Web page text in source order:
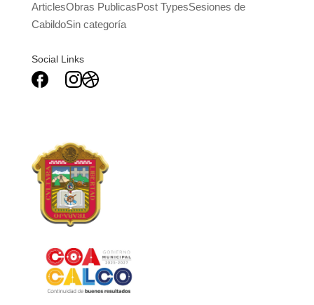
ArticlesObras PublicasPost TypesSesiones de
CabildoSin categoría
Social Links